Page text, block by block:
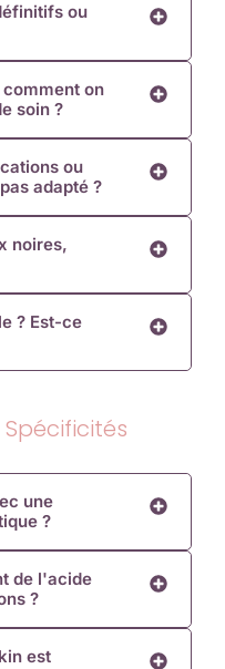
ou
on
soin ?
ou
adapté ?
noires,
? Est-ce
une
?
de l'acide
?
est